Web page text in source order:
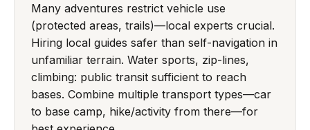
Many adventures restrict vehicle use
(protected areas, trails)—local experts crucial.
Hiring local guides safer than self-navigation in
unfamiliar terrain. Water sports, zip-lines,
climbing: public transit sufficient to reach
bases. Combine multiple transport types—car
to base camp, hike/activity from there—for